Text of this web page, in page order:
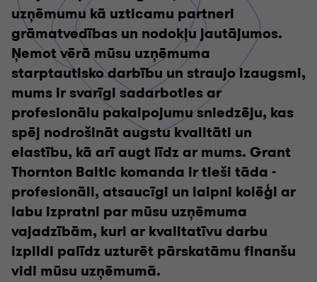
uzņēmumu kā uzticamu partneri
grāmatvedības un nodokļu jautājumos.
Ņemot vērā mūsu uzņēmuma
starptautisko darbību un straujo izaugsmi,
mums ir svarīgi sadarboties ar
profesionālu pakalpojumu sniedzēju, kas
spēj nodrošināt augstu kvalitāti un
elastību, kā arī augt līdz ar mums. Grant
Thornton Baltic komanda ir tieši tāda -
profesionāli, atsaucīgi un laipni kolēģi ar
labu izpratni par mūsu uzņēmuma
vajadzībām, kuri ar kvalitatīvu darbu
izpildi palīdz uzturēt pārskatāmu finanšu
vidi mūsu uzņēmumā.